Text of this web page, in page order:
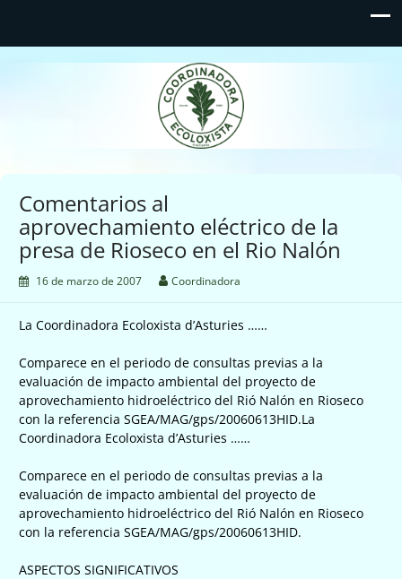
Coordinadora Ecoloxista
d'Asturies
Comentarios al
aprovechamiento eléctrico de la
presa de Rioseco en el Rio Nalón
16 de marzo de 2007 Coordinadora
La Coordinadora Ecoloxista d’Asturies ……
Comparece en el periodo de consultas previas a la
evaluación de impacto ambiental del proyecto de
aprovechamiento hidroeléctrico del Rió Nalón en Rioseco
con la referencia SGEA/MAG/gps/20060613HID.La
Coordinadora Ecoloxista d’Asturies ……
Comparece en el periodo de consultas previas a la
evaluación de impacto ambiental del proyecto de
aprovechamiento hidroeléctrico del Rió Nalón en Rioseco
con la referencia SGEA/MAG/gps/20060613HID.
ASPECTOS SIGNIFICATIVOS